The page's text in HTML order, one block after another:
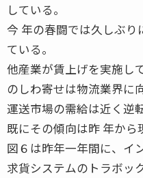
している。
今 年の春闘では久しぶり
ている。
他産業が賃上げを実施し
のしわ寄せは物流業界に
運送市場の需給は近く逆
既にその傾向は昨 年から
図６は昨年一年間に、イ
求貨システムのトラボッ